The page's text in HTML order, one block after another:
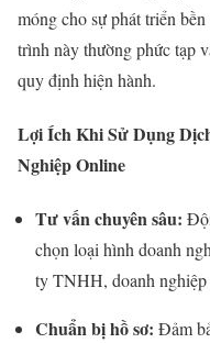
móng cho sự phát triển
trình này thường phức tạp
quy định hiện hành.
Lợi Ích Khi Sử Dụng
Nghiệp Online
Tư vấn chuyên sâu:
chọn loại hình doanh
ty TNHH, doanh
Chuẩn bị hồ sơ: Đảm